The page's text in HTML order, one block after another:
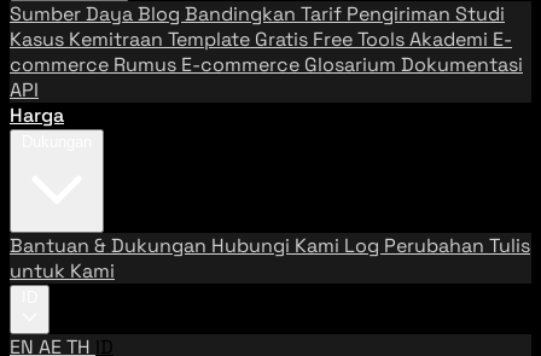
Sumber DayaBlog Bandingkan Tarif Pengiriman Studi
Kasus Kemitraan Template Gratis Free ToolsAkademi E-
commerce Rumus E-commerce Glosarium Dokumentasi
API
Harga
Bantuan & Dukungan Hubungi Kami Log Perubahan Tulis
untuk Kami
EN AETH ID